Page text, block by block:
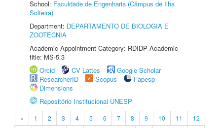
School: Faculdade de Engenharia (Câmpus de Ilha
Solteira)
Department: DEPARTAMENTO DE BIOLOGIA E
ZOOTECNIA
Academic Appointment Category: RDIDP Academic
title: MS-5.3
Orcid
CV Lattes
Google Scholar
ResearcherID
Scopus
Fapesp
Dimensions
Repositório Institucional UNESP
« 1 2 3 4 5 6 7 8 9 10 11
12